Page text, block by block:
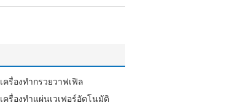
เครื่องทำกรวยวาฟเฟิล
เครื่องทำแผ่นเวเฟอร์อัตโนมัติ